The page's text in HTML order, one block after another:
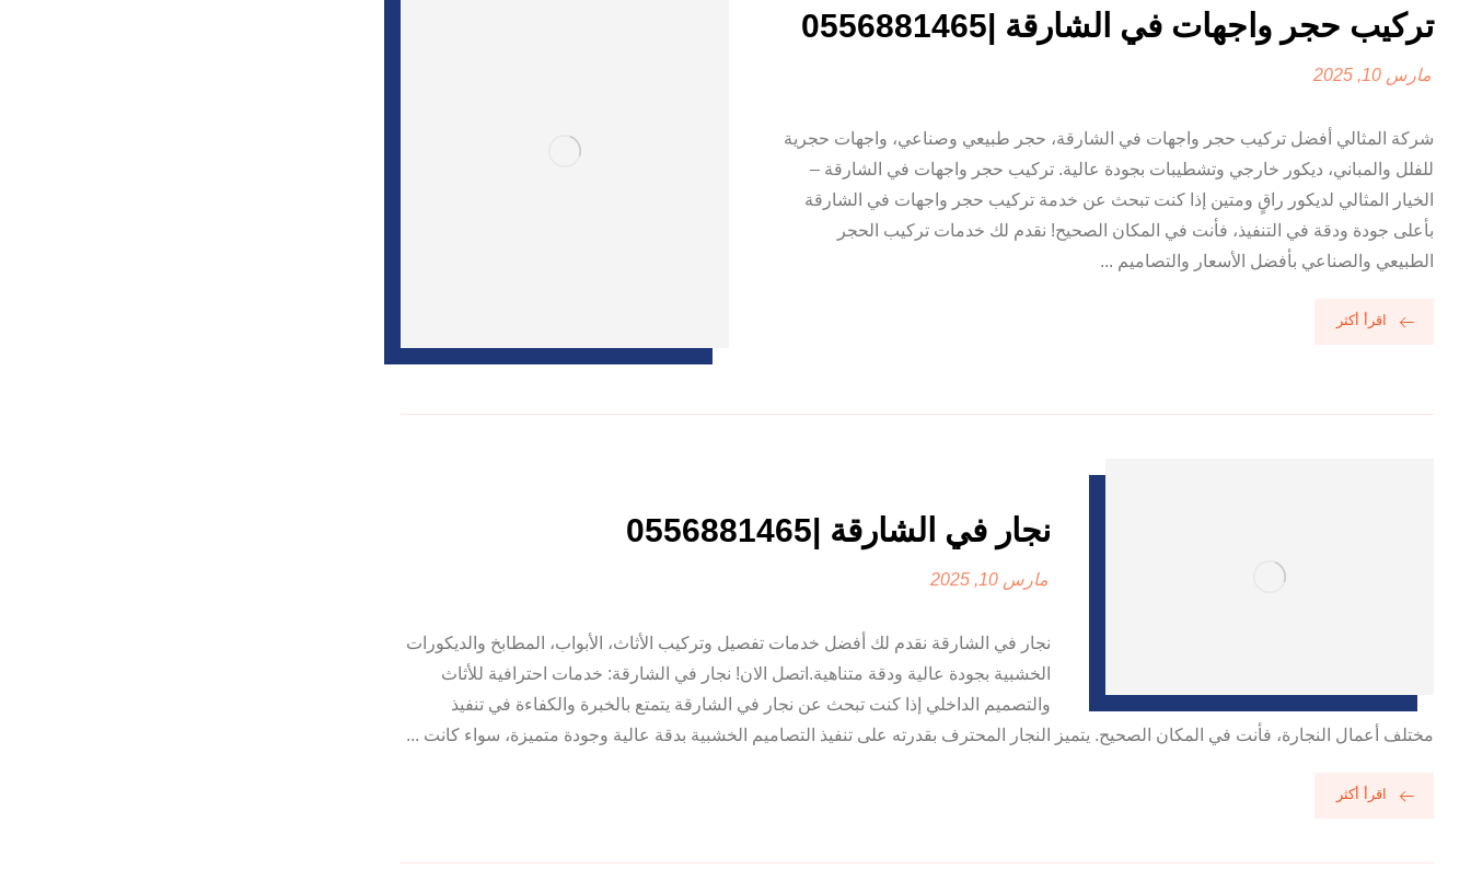
تركيب حجر واجهات في الشارقة |0556881465
مارس 10, 2025
شركة المثالي أفضل تركيب حجر واجهات في الشارقة، حجر طبيعي وصناعي، واجهات حجرية
للفلل والمباني، ديكور خارجي وتشطيبات بجودة عالية. تركيب حجر واجهات في الشارقة –
الخيار المثالي لديكور راقٍ ومتين إذا كنت تبحث عن خدمة تركيب حجر واجهات في الشارقة
بأعلى جودة ودقة في التنفيذ، فأنت في المكان الصحيح! نقدم لك خدمات تركيب الحجر
الطبيعي والصناعي بأفضل الأسعار والتصاميم ...
اقرأ أكثر
نجار في الشارقة |0556881465
مارس 10, 2025
نجار في الشارقة نقدم لك أفضل خدمات تفصيل وتركيب الأثاث، الأبواب، المطابخ والديكورات
الخشبية بجودة عالية ودقة متناهية.اتصل الان! نجار في الشارقة: خدمات احترافية للأثاث
والتصميم الداخلي إذا كنت تبحث عن نجار في الشارقة يتمتع بالخبرة والكفاءة في تنفيذ
مختلف أعمال النجارة، فأنت في المكان الصحيح. يتميز النجار المحترف بقدرته على تنفيذ التصاميم الخشبية بدقة عالية وجودة متميزة، سواء كانت ...
اقرأ أكثر